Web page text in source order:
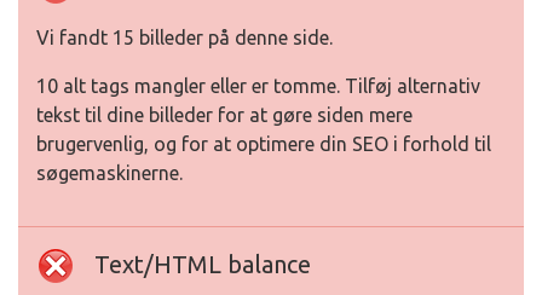
Vi fandt 15 billeder på denne side.
10 alt tags mangler eller er tomme. Tilføj alternativ
tekst til dine billeder for at gøre siden mere
brugervenlig, og for at optimere din SEO i forhold til
søgemaskinerne.
Text/HTML balance